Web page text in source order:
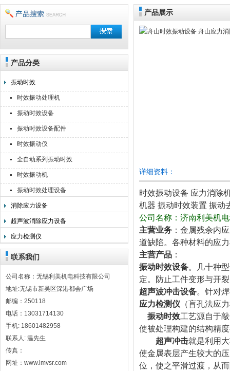
无锡利美机电科技有限公司
产品分类
振动时效
时效振动处理机
振动时效设备
振动时效设备配件
时效振动仪
全自动系列振动时效
时效振动机
振动时效处理设备
消除应力设备
超声波消除应力设备
应力检测仪
联系我们
公司名称：无锡利美机电科技有限公司
地址:无锡市新吴区深港都会广场
邮编：250118
电话：13031714130
手机: 18601482958
联系人: 温先生
传真：
网址：www.lmvsr.com
产品展示
详细资料：
时效振动设备 应力消除
机器 振动时效装置 振动
公司名称：济南利美机
主营业务 ：金属残余内
道缺陷。各种材料的应
主营产品 ：
振动时效设备。几十种
定。防止工件变形与开
超声波冲击设备。针对
应力检测仪 （盲孔法应
振动时效工艺源自于
使被处理构建的结构精
超声冲击就是利用
使金属表层产生较大的
位，使之平滑过渡，从